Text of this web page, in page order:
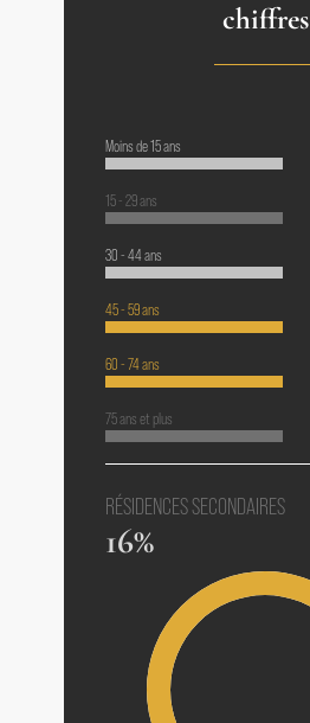
chiffres
Moins de 15 ans
15 - 29 ans
30 - 44 ans
45 - 59 ans
60 - 74 ans
75 ans et plus
RÉSIDENCES SECONDAIRES
16%